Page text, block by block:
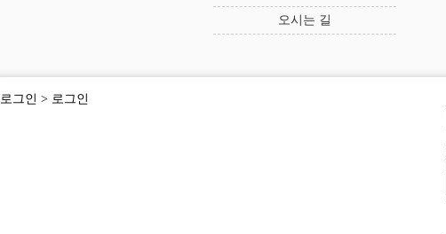
오시는 길
로그인 > 로그인